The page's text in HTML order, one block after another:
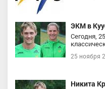
ЭКМ в
Сегодня,
25 ноября
Никита